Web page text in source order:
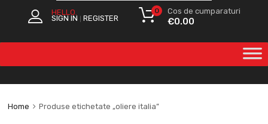
HELLO.
SIGN IN REGISTER
Cos de cumparaturi
€0.00
0
Home Produse etichetate „oliere italia”